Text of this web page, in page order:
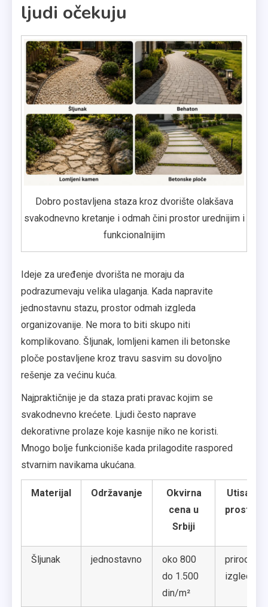
ljudi očekuju
Dobro postavljena staza kroz dvorište olakšava
svakodnevno kretanje i odmah čini prostor urednijim i
funkcionalnijim
Ideje za uređenje dvorišta ne moraju da
podrazumevaju velika ulaganja. Kada napravite
jednostavnu stazu, prostor odmah izgleda
organizovanije. Ne mora to biti skupo niti
komplikovano. Šljunak, lomljeni kamen ili betonske
ploče postavljene kroz travu sasvim su dovoljno
rešenje za većinu kuća.
Najpraktičnije je da staza prati pravac kojim se
svakodnevno krećete. Ljudi često naprave
dekorativne prolaze koje kasnije niko ne koristi.
Mnogo bolje funkcioniše kada prilagodite raspored
stvarnim navikama ukućana.
Materijal Održavanje
Okvirna
cena u
Srbiji
Utisak u
prostoru
Šljunak jednostavno
oko 800
do 1.500
din/m²
prirodniji
izgled